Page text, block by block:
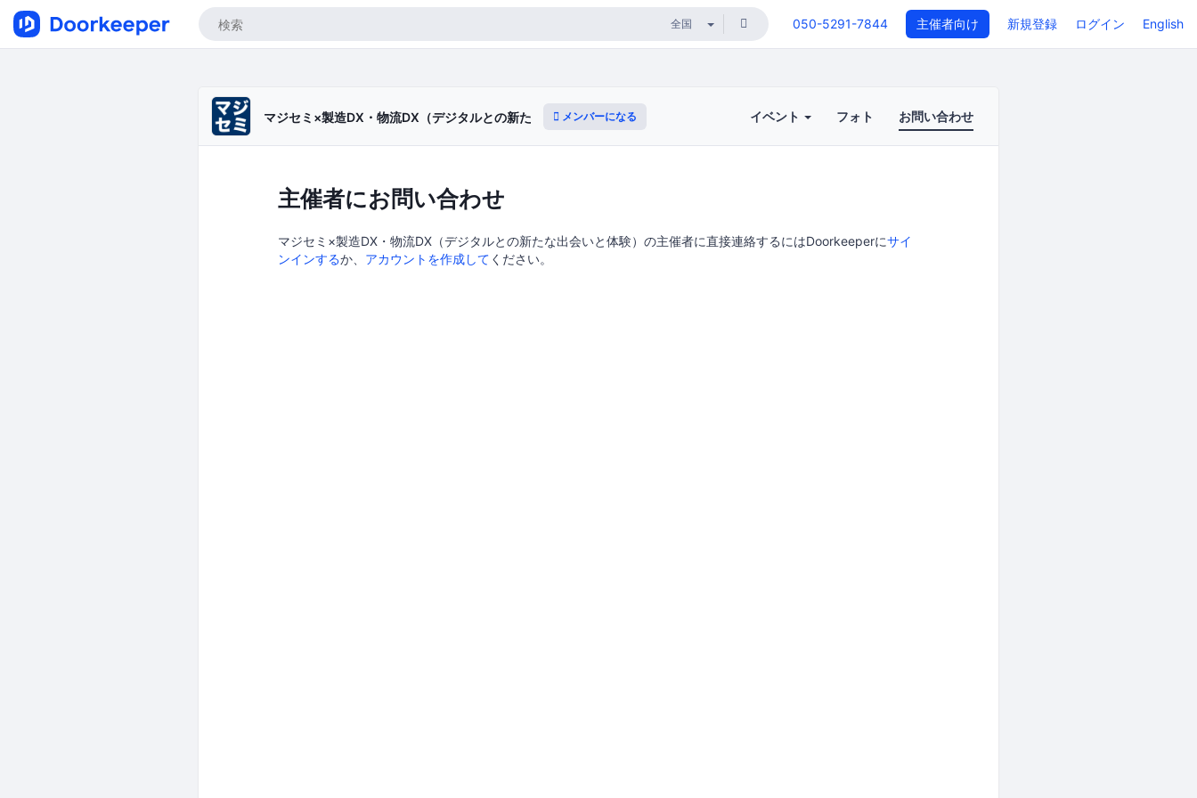
050-5291-7844 主催者向け 新規登録 ログイン English
マジセミ×製造DX・物流DX（デジタルとの新たな出会いと体験）
メンバーになる イベント フォト お問い合わせ
主催者にお問い合わせ
マジセミ×製造DX・物流DX（デジタルとの新たな出会いと体験）の主催者に直接連絡するにはDoorkeeperにサイ
ンインするか、 アカウントを作成して ください。